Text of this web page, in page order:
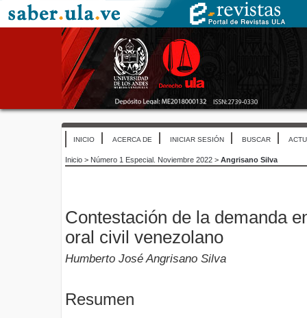
INICIO ACERCA DE INICIAR SESIÓN BUSCAR
Inicio > Número 1 Especial. Noviembre 2022 > Angrisano Silva
Contestación de la demanda
oral civil venezolano
Humberto José Angrisano Silva
Resumen